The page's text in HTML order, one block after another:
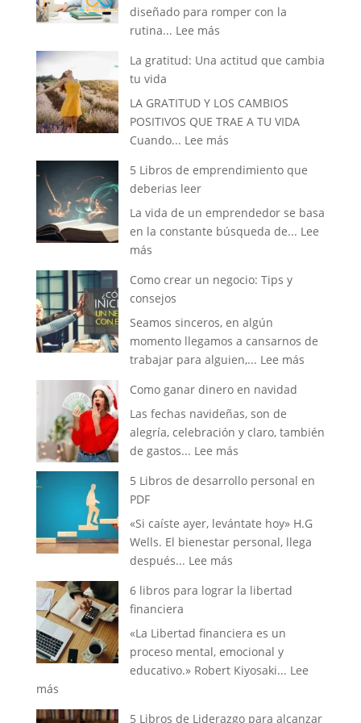
has
diseñado para romper con la
rutina... Lee más:
consejos
para
cada
mañana.
La gratitud: Una actitud que cambia
tu vida
LA GRATITUD Y LOS CAMBIOS
POSITIVOS QUE TRAE A TU VIDA
Cuando... Lee más:
gratitud:
actitud
que
vida
5 Libros de emprendimiento que
deberias leer
La vida de un emprendedor se basa
en la constante búsqueda de... Lee
más:
Libros
de
emprendimiento
que
deberias
Como crear un negocio: Tips y
consejos
Seamos sinceros, en algún
momento llegamos a cansarnos de
trabajar para alguien,... Lee más:
negocio:
consejos
Como ganar dinero en navidad
Las fechas navideñas, son de
alegría, celebración y claro, también
de gastos... Lee más:
ganar
en
navidad
5 Libros de desarrollo personal en
PDF
«Si caíste ayer, levántate hoy» H.G
Wells. El bienestar personal, llega
después... Lee más:
Libros
desarrollo
personal
en
6 libros para lograr la libertad
financiera
«La Libertad financiera es un
proceso mental, emocional y
educativo.» Robert Kiyosaki... Lee
más:
6
5 Libros de Liderazgo para alcanzar